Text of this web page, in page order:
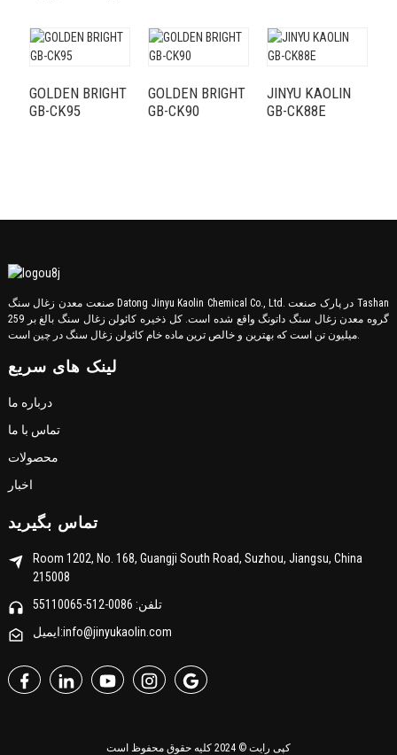
GOLDEN BRIGHT
GB-CK95
GOLDEN BRIGHT
GB-CK90
JINYU KAOLIN
GB-CK88E
صنعت معدن زغال سنگ Datong Jinyu Kaolin Chemical Co., Ltd. در پارک صنعت Tashan
گروه معدن زغال سنگ داتونگ واقع شده است. کل ذخیره کائولن زغال سنگ بالغ بر 259
میلیون تن است که بهترین و خالص ترین ماده خام کائولن زغال سنگ در چین است.
لینک های سریع
درباره ما
تماس با ما
محصولات
اخبار
تماس بگیرید
Room 1202, No. 168, Guangji South Road, Suzhou, Jiangsu, China
215008
تلفن: 0086-512-55110065
ایمیل:info@jinyukaolin.com
کپی رایت © 2024 کلیه حقوق محفوظ است